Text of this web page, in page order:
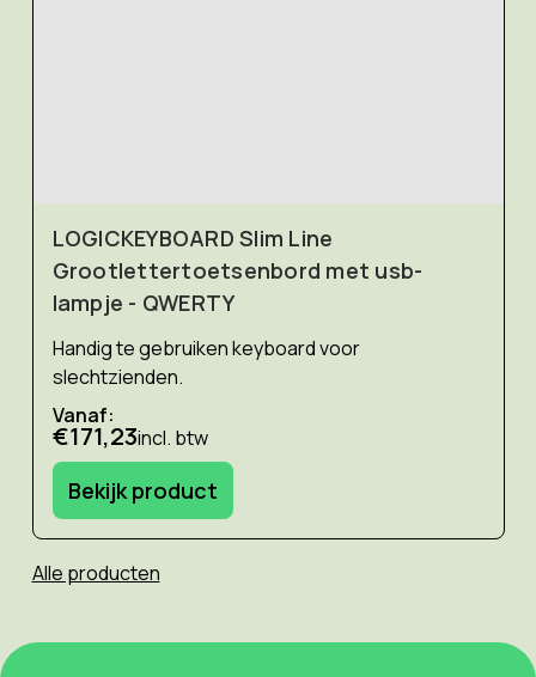
LOGICKEYBOARD Slim Line
Grootlettertoetsenbord met usb-
lampje - QWERTY
Handig te gebruiken keyboard voor
slechtzienden.
Vanaf:
€171,23incl. btw
Bekijk product
Alle producten